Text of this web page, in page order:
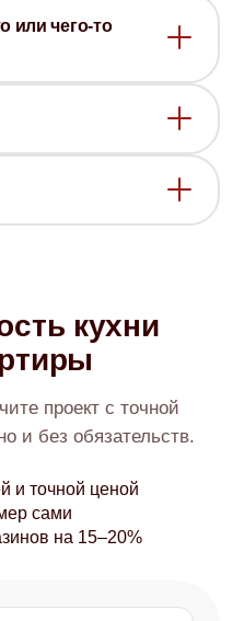
Сборку
с контролем
или чего-то
заменяются
стороны.
перевод, СБП,
– после доставки
сетевогокухни
проект с точной
и без обязательств.
и точной ценой
сами
на 15–20%